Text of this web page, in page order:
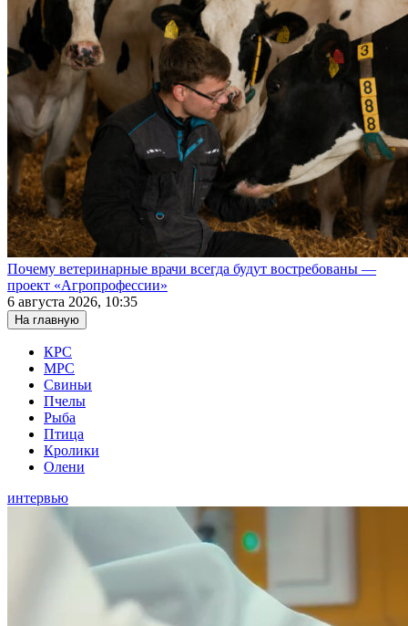
Почему ветеринарные врачи всегда будут востребованы —
проект «Агропрофессии»
6 августа 2026, 10:35
На главную
КРС
МРС
Свиньи
Пчелы
Рыба
Птица
Кролики
Олени
интервью